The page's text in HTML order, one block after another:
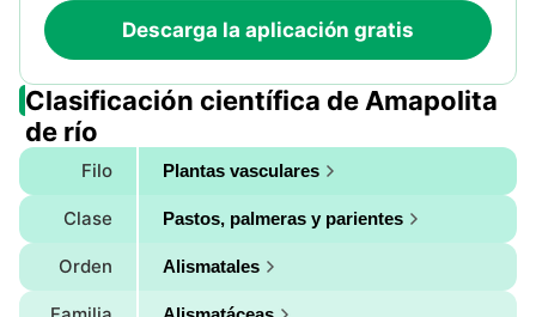
Descarga la aplicación gratis
Clasificación científica de Amapolita
de río
Filo Plantas vasculares
Clase Pastos, palmeras y parientes
Orden Alismatales